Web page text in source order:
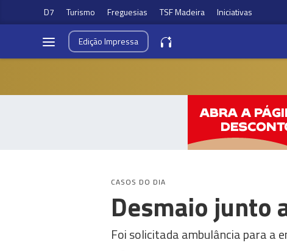
D7 Turismo Freguesias TSF Madeira Iniciativas
EdiçãoImpressa
CASOS DO DIA
Desmaio junto
Foi solicitada ambulância para a